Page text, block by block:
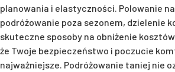
planowania i elastyczności. Polowanie
podróżowanie poza sezonem, dzielenie
skuteczne sposoby na obniżenie
że Twoje bezpieczeństwo i poczucie
najważniejsze. Podróżowanie taniej nie